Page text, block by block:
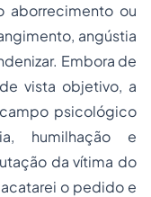
aborrecimento ou
angústia
Embora de
vista objetivo, a
psicológico
humilhação e
da vítima do
o pedido e